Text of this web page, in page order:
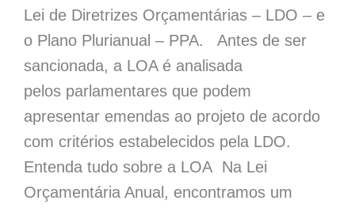
Lei de Diretrizes Orçamentárias – LDO – e
o Plano Plurianual – PPA. Antes de ser
sancionada, a LOA é analisada
pelos parlamentares que podem
apresentar emendas ao projeto de acordo
com critérios estabelecidos pela LDO.
Entenda tudo sobre a LOA Na Lei
Orçamentária Anual, encontramos um